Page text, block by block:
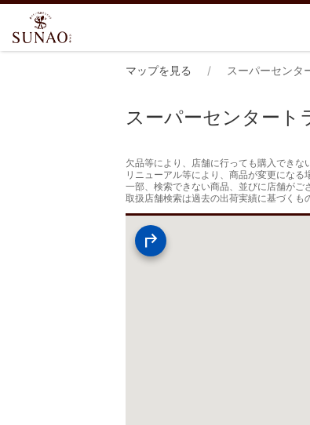
マップを見る スーパーセンタ
スーパーセンタート
欠品等により、店舗に行っても購入できな
リニューアル等により、商品が変更になる
一部、検索できない商品、並びに店舗がご
取扱店舗検索は過去の出荷実績に基づく